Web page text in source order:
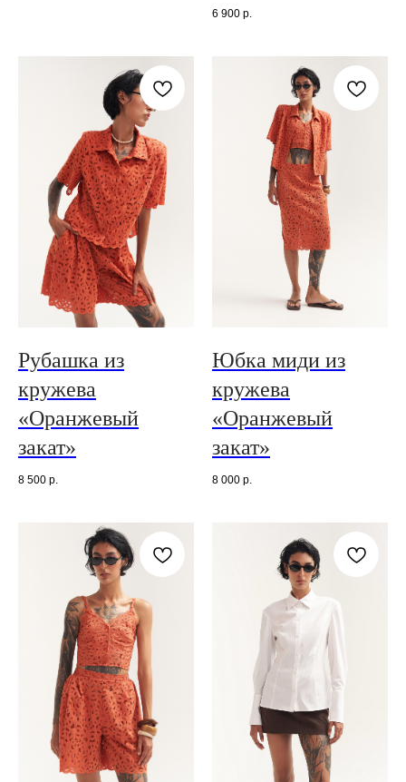
6 900 р.
Рубашка из
кружева
«Оранжевый
закат»
8 500 р.
Юбка миди из
кружева
«Оранжевый
закат»
8 000 р.